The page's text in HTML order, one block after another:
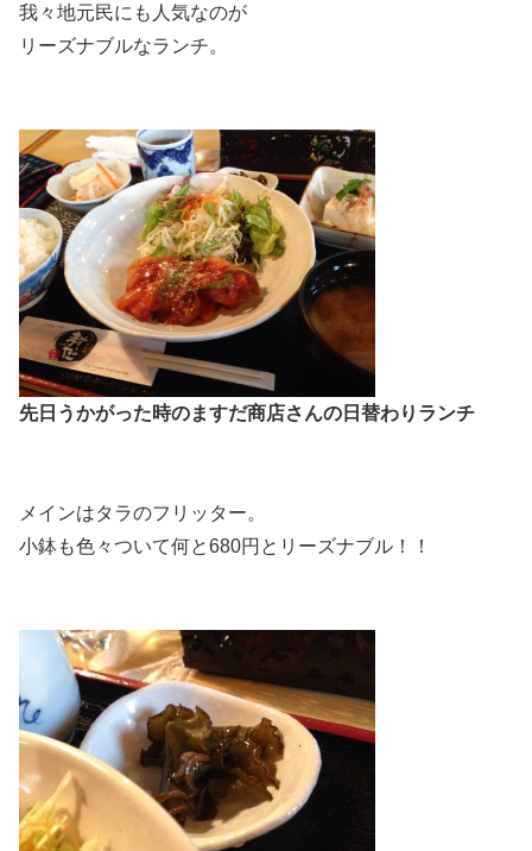
我々地元民にも人気なのが
リーズナブルなランチ。
先日うかがった時のますだ商店さんの日替わりランチ
メインはタラのフリッター。
小鉢も色々ついて何と680円とリーズナブル！！